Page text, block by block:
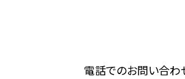
電話でのお問い合わ